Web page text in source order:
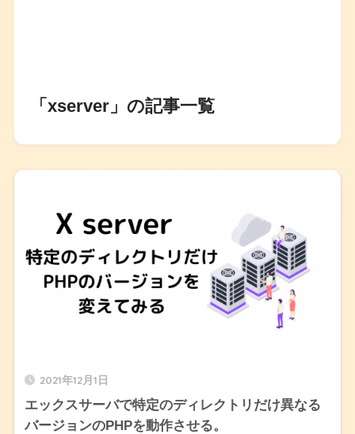
「xserver」の記事一覧
2021年12月1日
エックスサーバで特定のディレクトリだけ異なる
バージョンのPHPを動作させる。